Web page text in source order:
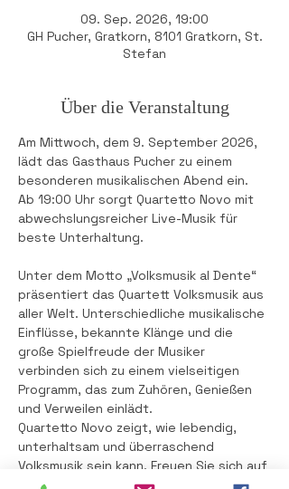
09. Sep. 2026, 19:00
GH Pucher, Gratkorn, 8101 Gratkorn, St.
Stefan
Über die Veranstaltung
Am Mittwoch, dem 9. September 2026,
lädt das Gasthaus Pucher zu einem
besonderen musikalischen Abend ein.
Ab 19:00 Uhr sorgt Quartetto Novo mit
abwechslungsreicher Live-Musik für
beste Unterhaltung.
Unter dem Motto „Volksmusik al Dente“
präsentiert das Quartett Volksmusik aus
aller Welt. Unterschiedliche musikalische
Einflüsse, bekannte Klänge und die
große Spielfreude der Musiker
verbinden sich zu einem vielseitigen
Programm, das zum Zuhören, Genießen
und Verweilen einlädt.
Quartetto Novo zeigt, wie lebendig,
unterhaltsam und überraschend
Volksmusik sein kann. Freuen Sie sich auf
einen stimmungsvollen Abend, gute